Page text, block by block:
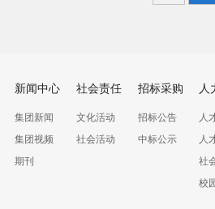
新闻中心
集团新闻
集团视频
期刊
社会责任
文化活动
社会活动
招标采购
招标公告
中标公示
人
人
人
社
校